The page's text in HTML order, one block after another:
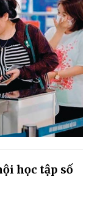
học tập số